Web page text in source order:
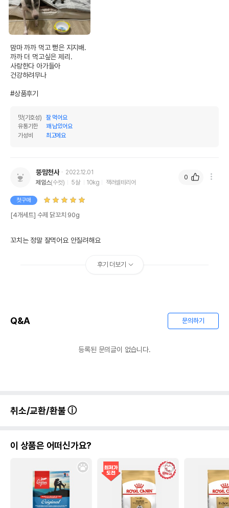
맘마 까까 먹고 뻗은 지지배.
까까 더 먹고싶은 제리.
사랑한다 아가들아
건강하려무나
#상품후기
맛(기호성)
잘 먹어요
유통기한
꽤 남았어요
가성비
최고에요
뚱맘천사
2022.12.01
제임스(수컷) 5살 10kg 잭러셀테리어
첫구매
[4개세트] 수제 닭꼬치 90g
꼬치는 정말 잘먹어요 안질려해요
0
후기 더보기
Q&A 문의하기
등록된 문의글이 없습니다.
취소/교환/환불
이 상품은 어떠신가요?